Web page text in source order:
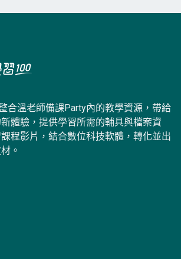
合溫老師備課Party內的教學資源，帶給
體驗，提供學習所需的輔具與檔案資
程影片，結合數位科技軟體，轉化並出
。